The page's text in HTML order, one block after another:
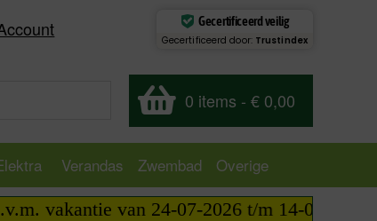
Gecertificeerd veilig
Gecertificeerd door: Trustindex
0 items - € 0,00
Verandas Zwembad
Overige
van 24-07-2026 t/m 14-08-2026